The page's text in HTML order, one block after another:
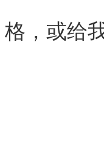
格，或给